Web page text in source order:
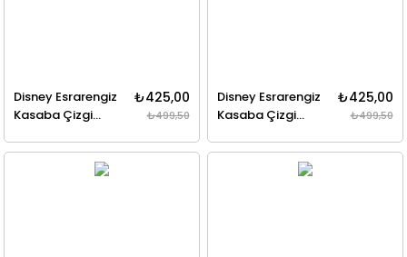
Disney Esrarengiz
Kasaba Çizgi
₺425,00
₺499,50
Disney Esrarengiz
Kasaba Çizgi
₺425,00
₺499,50